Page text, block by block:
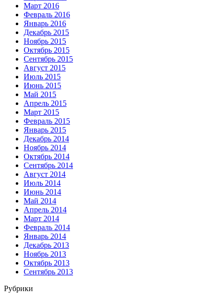
Март 2016
Февраль 2016
Январь 2016
Декабрь 2015
Ноябрь 2015
Октябрь 2015
Сентябрь 2015
Август 2015
Июль 2015
Июнь 2015
Май 2015
Апрель 2015
Март 2015
Февраль 2015
Январь 2015
Декабрь 2014
Ноябрь 2014
Октябрь 2014
Сентябрь 2014
Август 2014
Июль 2014
Июнь 2014
Май 2014
Апрель 2014
Март 2014
Февраль 2014
Январь 2014
Декабрь 2013
Ноябрь 2013
Октябрь 2013
Сентябрь 2013
Рубрики